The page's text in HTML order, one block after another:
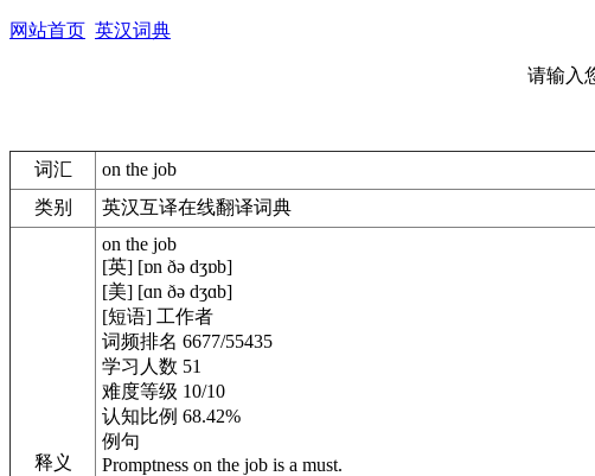
网站首页 英汉词典
请输入
词汇
on the job
类别
英汉互译在线翻译词典
释义
on the job
[英] [ɒn ðə dʒɒb]
[美] [ɑn ðə dʒɑb]
[短语] 工作者
词频排名 6677/55435
学习人数 51
难度等级 10/10
认知比例 68.42%
例句
Promptness on the job is a must.